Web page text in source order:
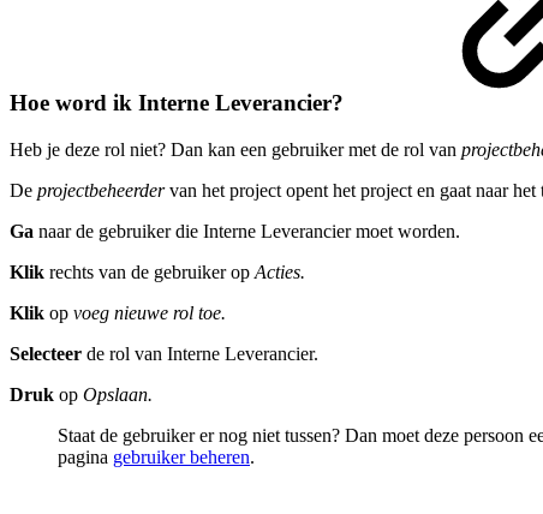
Hoe word ik Interne Leverancier?
Heb je deze rol niet? Dan kan een gebruiker met de rol van
De projectbeheerdervan het project opent het project en gaat naar het
Ga naar de gebruiker die Interne Leverancier moet worden.
Klik rechts van de gebruiker op Acties.
Klik op voeg nieuwe rol toe.
Selecteer de rol van Interne Leverancier.
Druk op Opslaan.
Staat de gebruiker er nog niet tussen? Dan moet deze
pagina gebruiker beheren.